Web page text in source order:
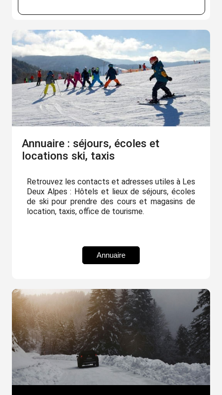
Annuaire : séjours, écoles et
locations ski, taxis
Retrouvez les contacts et adresses utiles à Les
Deux Alpes : Hôtels et lieux de séjours, écoles
de ski pour prendre des cours et magasins de
location, taxis, office de tourisme.
Annuaire